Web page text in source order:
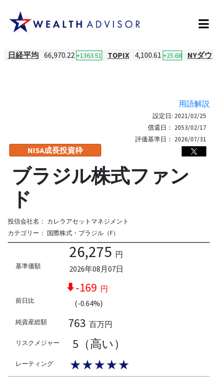
日経平均 66,970.22 +1363.51 TOPIX 4,100.61 +25.68 NYダウ
用語解説
NISA成長投資枠
設定日: 2021/02/25
償還日： 2053/02/17
評価基準日： 2026/07/31
ブラジル株式ファン
ド
投信会社名： カレラアセットマネジメント
カテゴリー： 国際株式・ブラジル（F）
基準価額
26,275 円
2026年08月07日
前日比
-169 円
(-0.64%)
純資産総額 763 百万円
リスクメジャー 5（高い）
レーティング ★★★★★